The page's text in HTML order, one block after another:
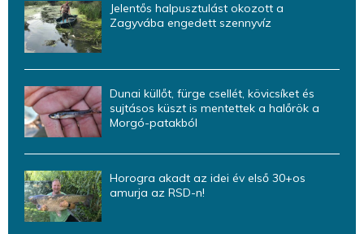
Jelentős halpusztulást okozott a
Zagyvába engedett szennyvíz
Dunai küllőt, fürge csellét, kövicsíket és
sujtásos küszt is mentettek a halőrök a
Morgó-patakból
Horogra akadt az idei év első 30+os
amurja az RSD-n!